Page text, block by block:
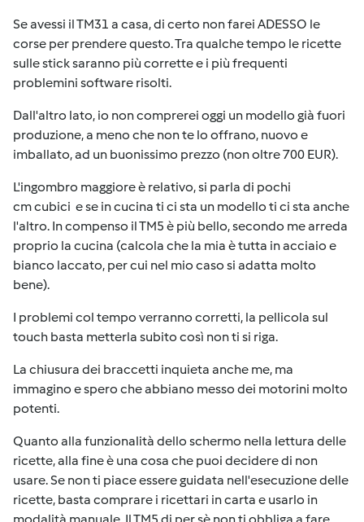
Se avessi il TM31 a casa, di certo non farei ADESSO le
corse per prendere questo. Tra qualche tempo le ricette
sulle stick saranno più corrette e i più frequenti
problemini software risolti.
Dall'altro lato, io non comprerei oggi un modello già fuori
produzione, a meno che non te lo offrano, nuovo e
imballato, ad un buonissimo prezzo (non oltre 700 EUR).
L'ingombro maggiore è relativo, si parla di pochi
cm cubici e se in cucina ti ci sta un modello ti ci sta anche
l'altro. In compenso il TM5 è più bello, secondo me arreda
proprio la cucina (calcola che la mia è tutta in acciaio e
bianco laccato, per cui nel mio caso si adatta molto
bene).
I problemi col tempo verranno corretti, la pellicola sul
touch basta metterla subito così non ti si riga.
La chiusura dei braccetti inquieta anche me, ma
immagino e spero che abbiano messo dei motorini molto
potenti.
Quanto alla funzionalità dello schermo nella lettura delle
ricette, alla fine è una cosa che puoi decidere di non
usare. Se non ti piace essere guidata nell'esecuzione delle
ricette, basta comprare i ricettari in carta e usarlo in